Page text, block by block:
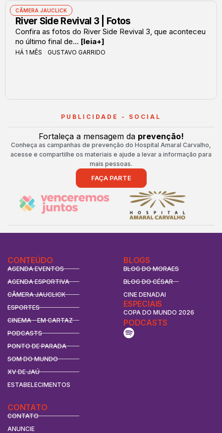
CÂMERA JAUCLICK
River Side Revival 3 | Fotos
Confira as fotos do River Side Revival 3, que aconteceu
no último final de... [leia+]
HÁ 1 MÊS GUSTAVO GARRIDO
PUBLICIDADE - SOCIAL
Fortaleça a mensagem da prevenção!
Conheça as campanhas de prevenção do Hospital Amaral Carvalho,
acesse e compartilhe os materiais e ajude a levar a informação para
mais pessoas.
FAÇA PARTE
CONTEÚDO
AGENDA EVENTOS
AGENDA ESPORTIVA
CÂMERA JAUCLICK
ESPORTES
CINEMA - EM CARTAZ
PODCASTS
PONTO DE PARADA
SOM DO MUNDO
XV DE JAÚ
ESTABELECIMENTOS
BLOGS
BLOG DO MORAES
BLOG DO CÉSAR
CINE DENADAI
ESPECIAIS
COPA DO MUNDO 2026
CONTATO
CONTATO
ANUNCIE
PODCASTS